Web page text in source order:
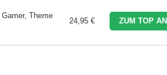
Theme
24,95 € ZUM TOP